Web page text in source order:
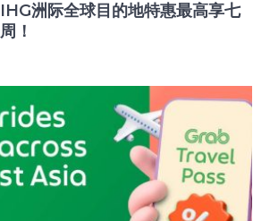
洲际全球目的地特惠最高享七
！